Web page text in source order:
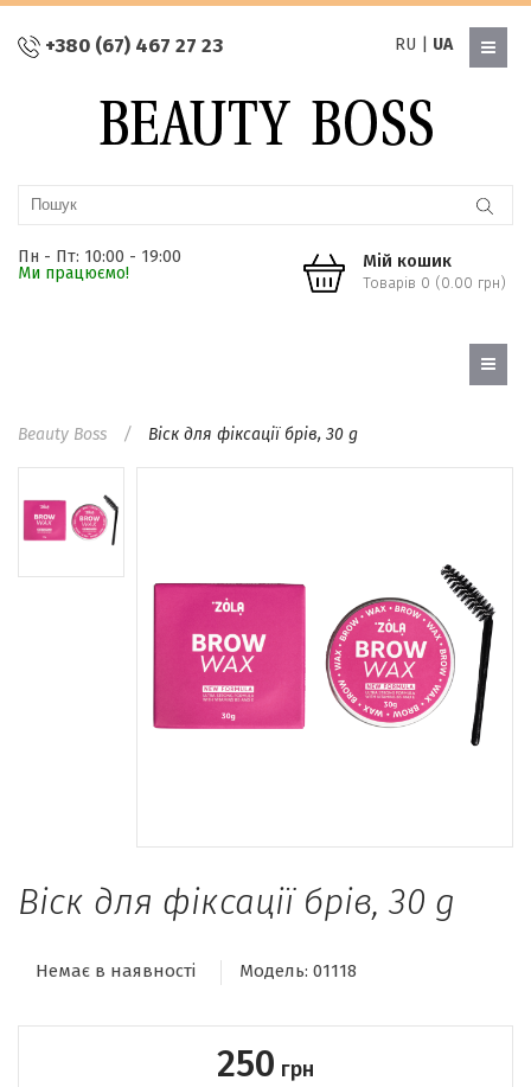
+380 (67) 467 27 23 RU UA
Пн - Пт: 10:00 - 19:00
Ми працюємо!
Мій кошик
Товарів 0 (0.00 грн)
Beauty Boss Віск для фіксації брів, 30 g
Віск для фіксації брів, 30 g
Немає в наявності Модель: 01118
250 грн